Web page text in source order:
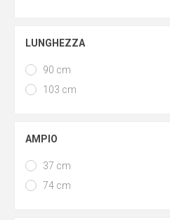
LUNGHEZZA
90 cm
103 cm
AMPIO
37 cm
74 cm